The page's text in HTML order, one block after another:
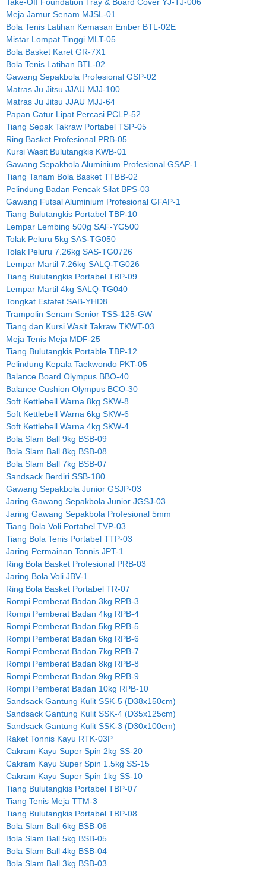
Meja Jamur Senam MJSL-01
Bola Tenis Latihan Kemasan Ember BTL-02E
Mistar Lompat Tinggi MLT-05
Bola Basket Karet GR-7X1
Bola Tenis Latihan BTL-02
Gawang Sepakbola Profesional GSP-02
Matras Ju Jitsu JJAU MJJ-100
Matras Ju Jitsu JJAU MJJ-64
Papan Catur Lipat Percasi PCLP-52
Tiang Sepak Takraw Portabel TSP-05
Ring Basket Profesional PRB-05
Kursi Wasit Bulutangkis KWB-01
Gawang Sepakbola Aluminium Profesional GSAP-1
Tiang Tanam Bola Basket TTBB-02
Pelindung Badan Pencak Silat BPS-03
Gawang Futsal Aluminium Profesional GFAP-1
Tiang Bulutangkis Portabel TBP-10
Lempar Lembing 500g SAF-YG500
Tolak Peluru 5kg SAS-TG050
Tolak Peluru 7.26kg SAS-TG0726
Lempar Martil 7.26kg SALQ-TG026
Tiang Bulutangkis Portabel TBP-09
Lempar Martil 4kg SALQ-TG040
Tongkat Estafet SAB-YHD8
Trampolin Senam Senior TSS-125-GW
Tiang dan Kursi Wasit Takraw TKWT-03
Meja Tenis Meja MDF-25
Tiang Bulutangkis Portable TBP-12
Pelindung Kepala Taekwondo PKT-05
Balance Board Olympus BBO-40
Balance Cushion Olympus BCO-30
Soft Kettlebell Warna 8kg SKW-8
Soft Kettlebell Warna 6kg SKW-6
Soft Kettlebell Warna 4kg SKW-4
Bola Slam Ball 9kg BSB-09
Bola Slam Ball 8kg BSB-08
Bola Slam Ball 7kg BSB-07
Sandsack Berdiri SSB-180
Gawang Sepakbola Junior GSJP-03
Jaring Gawang Sepakbola Junior JGSJ-03
Jaring Gawang Sepakbola Profesional 5mm
Tiang Bola Voli Portabel TVP-03
Tiang Bola Tenis Portabel TTP-03
Jaring Permainan Tonnis JPT-1
Ring Bola Basket Profesional PRB-03
Jaring Bola Voli JBV-1
Ring Bola Basket Portabel TR-07
Rompi Pemberat Badan 3kg RPB-3
Rompi Pemberat Badan 4kg RPB-4
Rompi Pemberat Badan 5kg RPB-5
Rompi Pemberat Badan 6kg RPB-6
Rompi Pemberat Badan 7kg RPB-7
Rompi Pemberat Badan 8kg RPB-8
Rompi Pemberat Badan 9kg RPB-9
Rompi Pemberat Badan 10kg RPB-10
Sandsack Gantung Kulit SSK-5 (D38x150cm)
Sandsack Gantung Kulit SSK-4 (D35x125cm)
Sandsack Gantung Kulit SSK-3 (D30x100cm)
Raket Tonnis Kayu RTK-03P
Cakram Kayu Super Spin 2kg SS-20
Cakram Kayu Super Spin 1.5kg SS-15
Cakram Kayu Super Spin 1kg SS-10
Tiang Bulutangkis Portabel TBP-07
Tiang Tenis Meja TTM-3
Tiang Bulutangkis Portabel TBP-08
Bola Slam Ball 6kg BSB-06
Bola Slam Ball 5kg BSB-05
Bola Slam Ball 4kg BSB-04
Bola Slam Ball 3kg BSB-03